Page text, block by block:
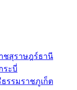
ชสุราษฎร์ธานี
ระบี่
รรมราชภูเก็ต